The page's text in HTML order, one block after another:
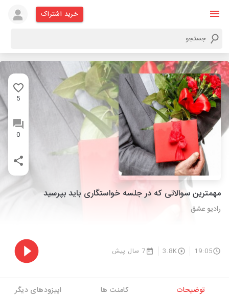
خرید اشتراک
5
0
مهمترین سوالاتی که در جلسه خواستگاری باید بپرسید
رادیو عشق
19:05
3.8K 7 سال پیش
توضیحات کامنت ها اپیزودهای دیگر